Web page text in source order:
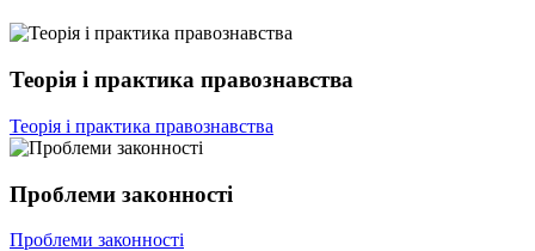
Теорія і практика правознавства
Теорія і практика правознавства
Проблеми законності
Проблеми законності